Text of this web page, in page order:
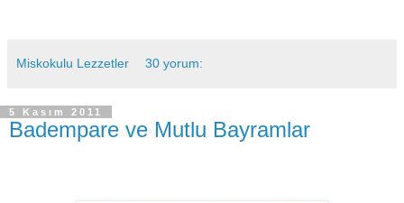
Miskokulu Lezzetler 30 yorum:
5 Kasım 2011
Badempare ve Mutlu Bayramlar